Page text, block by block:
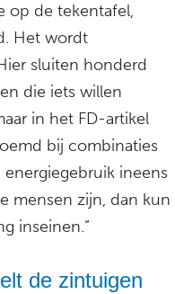
op de tekentafel,
Het wordt
sluiten honderd
die iets willen
in het FD-artikel
bij combinaties
energiegebruik ineens
mensen zijn, dan kun
inseinen.”
de zintuigen